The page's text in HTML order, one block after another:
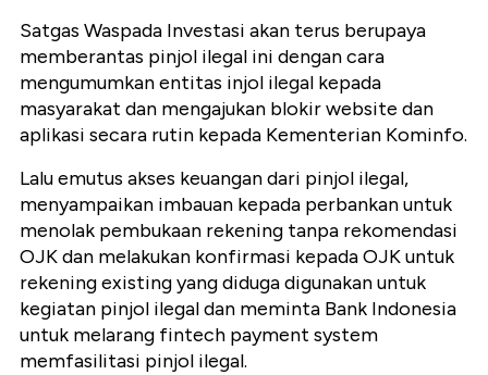
Satgas Waspada Investasi akan terus berupaya
memberantas pinjol ilegal ini dengan cara
mengumumkan entitas injol ilegal kepada
masyarakat dan mengajukan blokir website dan
aplikasi secara rutin kepada Kementerian Kominfo.
Lalu emutus akses keuangan dari pinjol ilegal,
menyampaikan imbauan kepada perbankan untuk
menolak pembukaan rekening tanpa rekomendasi
OJK dan melakukan konfirmasi kepada OJK untuk
rekening existing yang diduga digunakan untuk
kegiatan pinjol ilegal dan meminta Bank Indonesia
untuk melarang fintech payment system
memfasilitasi pinjol ilegal.